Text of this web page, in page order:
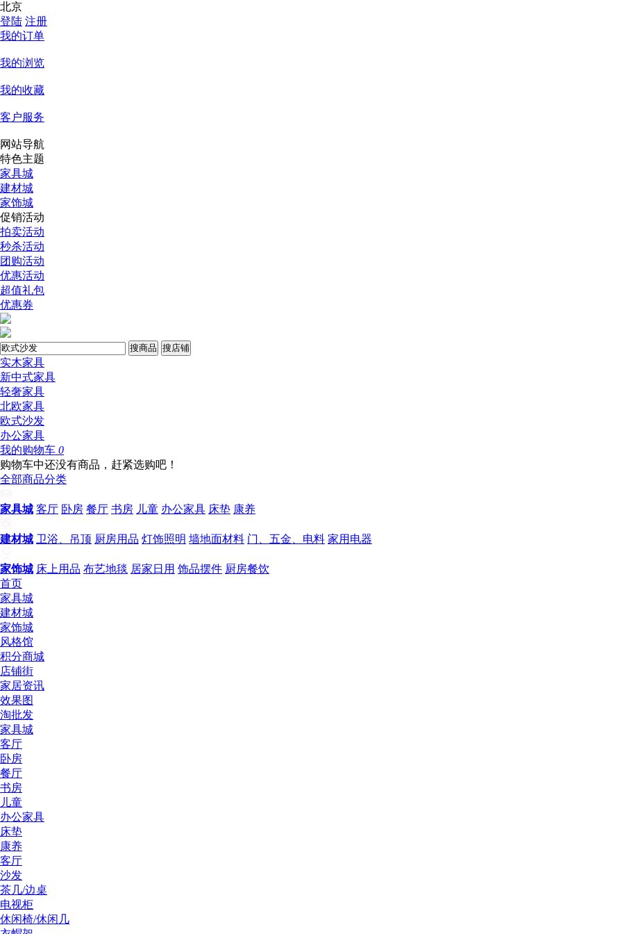
北京
登陆 注册
我的订单
我的浏览
我的收藏
客户服务
网站导航
特色主题
家具城
建材城
家饰城
促销活动
拍卖活动
秒杀活动
团购活动
优惠活动
超值礼包
优惠券
搜商品 搜店铺
实木家具
新中式家具
轻奢家具
北欧家具
欧式沙发
办公家具
我的购物车 0
购物车中还没有商品，赶紧选购吧！
全部商品分类
家具城 客厅 卧房 餐厅 书房 儿童 办公家具 床垫 康养
建材城 卫浴、吊顶 厨房用品 灯饰照明 墙地面材料 门、五金、电料 家用电器
家饰城 床上用品 布艺地毯 居家日用 饰品摆件 厨房餐饮
首页
家具城
建材城
家饰城
风格馆
积分商城
店铺街
家居资讯
效果图
淘批发
家具城
客厅
卧房
餐厅
书房
儿童
办公家具
床垫
康养
客厅
沙发
茶几/边桌
电视柜
休闲椅/休闲几